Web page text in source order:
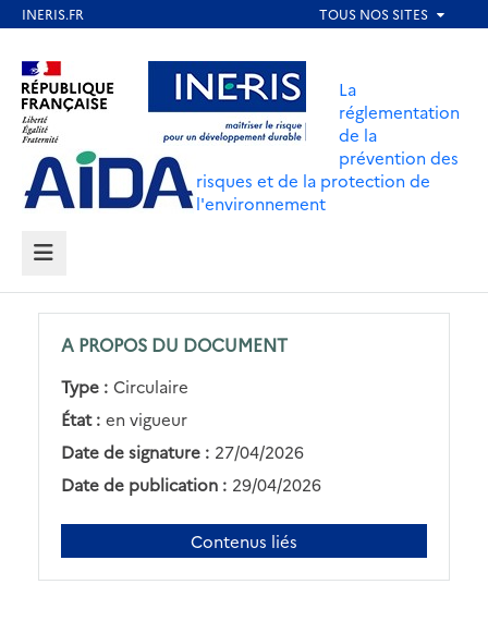
contenu
principal
Aller au contenu Aller au menu
Aller au pied de page
La
réglementation
de la
prévention des
risques et de la protection de
l'environnement
MENU
A PROPOS DU DOCUMENT
Type : Circulaire
État : en vigueur
Date de signature : 27/04/2026
Date de publication : 29/04/2026
Contenus liés